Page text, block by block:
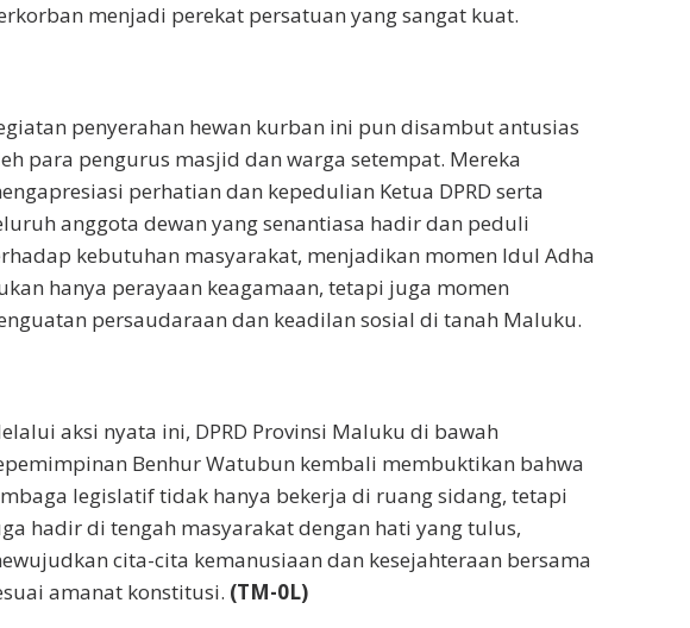
menjadi perekat persatuan yang sangat kuat.
penyerahan hewan kurban ini pun disambut antusias
para pengurus masjid dan warga setempat. Mereka
perhatian dan kepedulian Ketua DPRD serta
anggota dewan yang senantiasa hadir dan peduli
kebutuhan masyarakat, menjadikan momen Idul Adha
hanya perayaan keagamaan, tetapi juga momen
persaudaraan dan keadilan sosial di tanah Maluku.
aksi nyata ini, DPRD Provinsi Maluku di bawah
Benhur Watubun kembali membuktikan bahwa
legislatif tidak hanya bekerja di ruang sidang, tetapi
hadir di tengah masyarakat dengan hati yang tulus,
cita-cita kemanusiaan dan kesejahteraan bersama
amanat konstitusi. (TM-0L)